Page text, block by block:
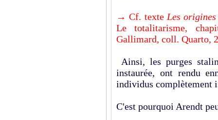
→ Cf. texteLes
Le totalitarisme,
Gallimard, coll. Quarto,
Ainsi, les purges
instaurée, ont rendu
individus complètement
C'est pourquoi Arendt